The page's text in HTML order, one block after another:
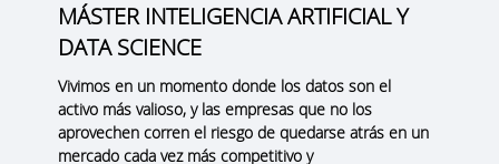
MÁSTER INTELIGENCIA ARTIFICIAL Y
DATA SCIENCE
Vivimos en un momento donde los datos son el
activo más valioso, y las empresas que no los
aprovechen corren el riesgo de quedarse atrás en un
mercado cada vez más competitivo y